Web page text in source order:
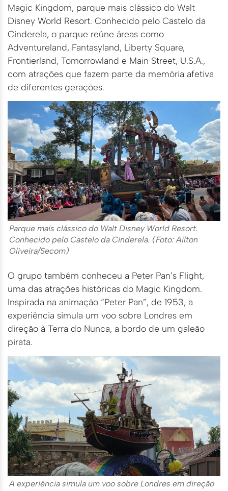
Magic Kingdom, parque mais clássico do Walt
Disney World Resort. Conhecido pelo Castelo da
Cinderela, o parque reúne áreas como
Adventureland, Fantasyland, Liberty Square,
Frontierland, Tomorrowland e Main Street, U.S.A.,
com atrações que fazem parte da memória afetiva
de diferentes gerações.
Parque mais clássico do Walt Disney World Resort.
Conhecido pelo Castelo da Cinderela. (Foto: Ailton
Oliveira/Secom)
O grupo também conheceu a Peter Pan’s Flight,
uma das atrações históricas do Magic Kingdom.
Inspirada na animação “Peter Pan”, de 1953, a
experiência simula um voo sobre Londres em
direção à Terra do Nunca, a bordo de um galeão
pirata.
A experiência simula um voo sobre Londres em direção